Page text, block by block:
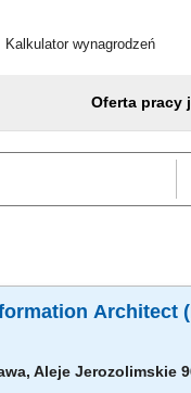
Kalkulator wynagrodzeń
Oferta pracy
Architect
Aleje